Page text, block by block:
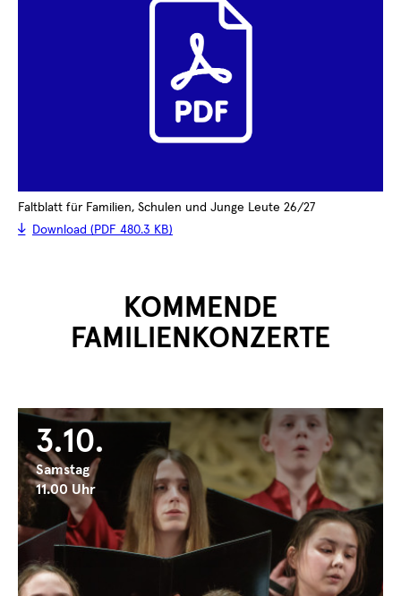
Faltblatt für Familien, Schulen und Junge Leute 26/27
Download (PDF 480.3 KB)
KOMMENDE
FAMILIENKONZERTE
3.10.
Samstag
11.00 Uhr